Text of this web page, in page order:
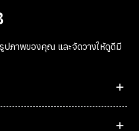
ปภาพของคุณ และจัดวางให้ดูดีมี